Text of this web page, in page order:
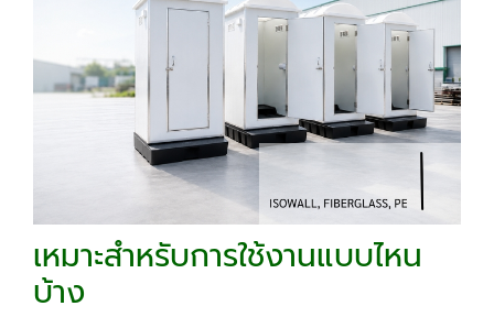
เหมาะสำหรับการใช้งานแบบไหน
บ้าง